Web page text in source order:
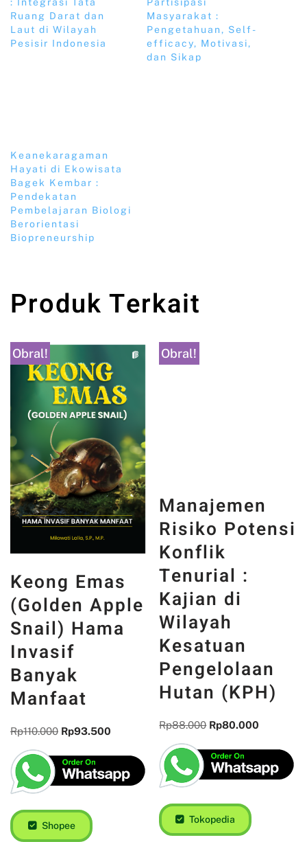
Ruang Darat dan
Laut di Wilayah
Pesisir Indonesia
Masyarakat :
Pengetahuan, Self-
efficacy, Motivasi,
dan Sikap
Keanekaragaman
Hayati di Ekowisata
Bagek Kembar :
Pendekatan
Pembelajaran Biologi
Berorientasi
Biopreneurship
Produk Terkait
Obral!
Keong Emas
(Golden Apple
Snail) Hama
Invasif
Banyak
Manfaat
Rp110.000 Rp93.500
Shopee
Obral!
Manajemen
Risiko Potensi
Konflik
Tenurial :
Kajian di
Wilayah
Kesatuan
Pengelolaan
Hutan (KPH)
Rp88.000 Rp80.000
Tokopedia